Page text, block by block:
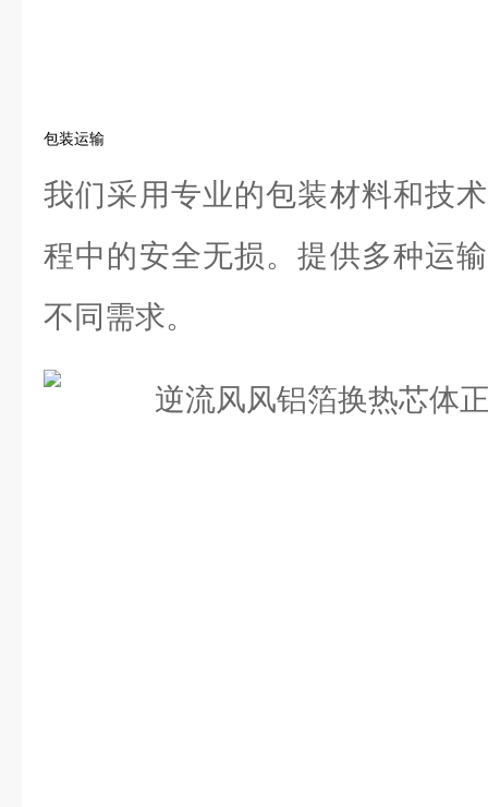
包装运输
我们采用专业的包装材料和技
程中的安全无损。提供多种运
不同需求。